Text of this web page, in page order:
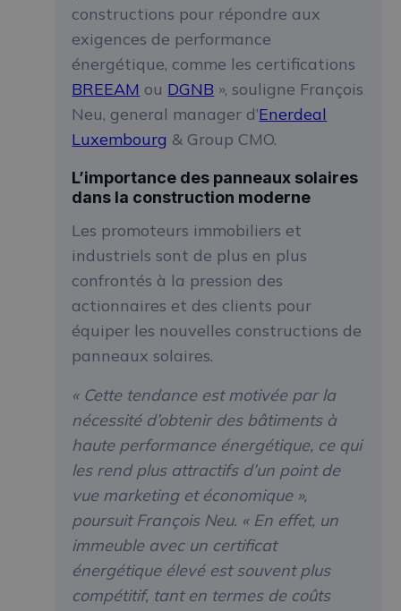
constructions pour répondre aux
exigences de performance
énergétique, comme les certifications
BREEAM ou DGNB », souligne François
Neu, general manager d’Enerdeal
Luxembourg & Group CMO.
L’importance des panneaux solaires
dans la construction moderne
Les promoteurs immobiliers et
industriels sont de plus en plus
confrontés à la pression des
actionnaires et des clients pour
équiper les nouvelles constructions de
panneaux solaires.
« Cette tendance est motivée par la
nécessité d’obtenir des bâtiments à
haute performance énergétique, ce qui
les rend plus attractifs d’un point de
vue marketing et économique »,
poursuit François Neu. « En effet, un
immeuble avec un certificat
énergétique élevé est souvent plus
compétitif, tant en termes de coûts